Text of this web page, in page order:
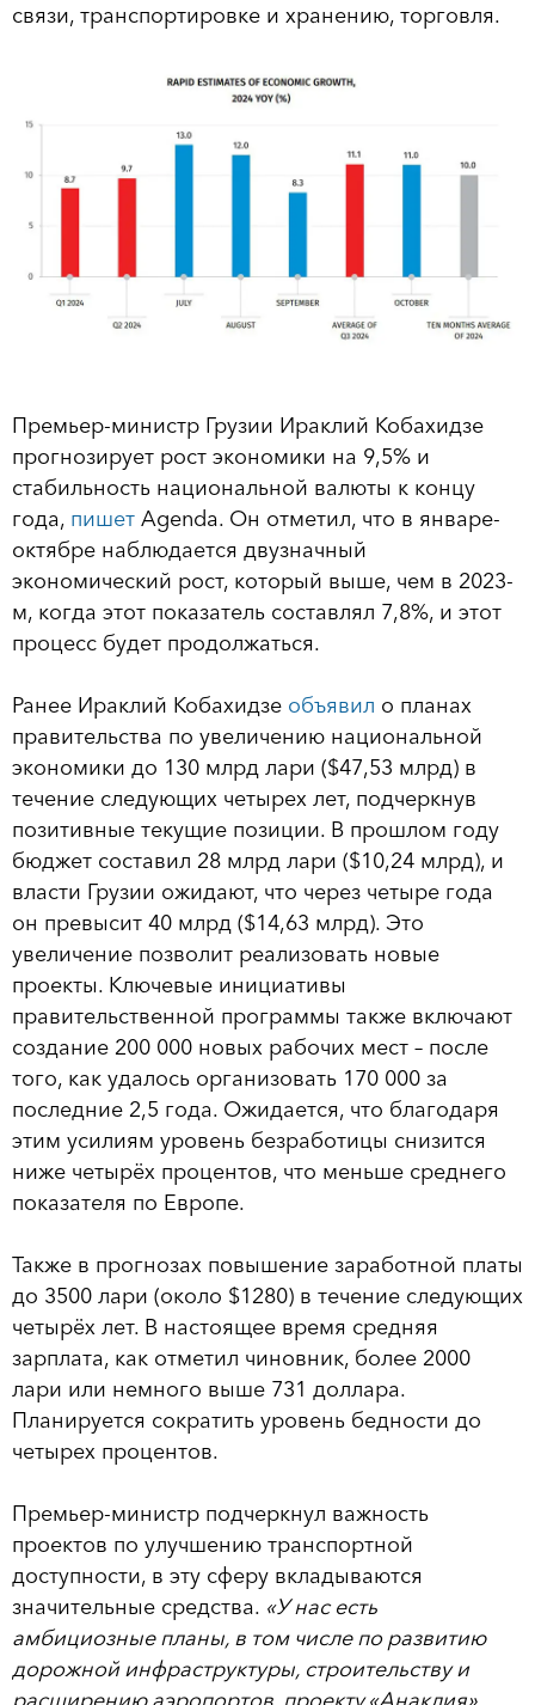
связи, транспортировке и хранению, торговля.
Премьер-министр Грузии Ираклий Кобахидзе
прогнозирует рост экономики на 9,5% и
стабильность национальной валюты к концу
года, пишет Agenda. Он отметил, что в январе-
октябре наблюдается двузначный
экономический рост, который выше, чем в 2023-
м, когда этот показатель составлял 7,8%, и этот
процесс будет продолжаться.
Ранее Ираклий Кобахидзе объявил о планах
правительства по увеличению национальной
экономики до 130 млрд лари ($47,53 млрд) в
течение следующих четырех лет, подчеркнув
позитивные текущие позиции. В прошлом году
бюджет составил 28 млрд лари ($10,24 млрд), и
власти Грузии ожидают, что через четыре года
он превысит 40 млрд ($14,63 млрд). Это
увеличение позволит реализовать новые
проекты. Ключевые инициативы
правительственной программы также включают
создание 200 000 новых рабочих мест – после
того, как удалось организовать 170 000 за
последние 2,5 года. Ожидается, что благодаря
этим усилиям уровень безработицы снизится
ниже четырёх процентов, что меньше среднего
показателя по Европе.
Также в прогнозах повышение заработной платы
до 3500 лари (около $1280) в течение следующих
четырёх лет. В настоящее время средняя
зарплата, как отметил чиновник, более 2000
лари или немного выше 731 доллара.
Планируется сократить уровень бедности до
четырех процентов.
Премьер-министр подчеркнул важность
проектов по улучшению транспортной
доступности, в эту сферу вкладываются
значительные средства. «У нас есть
амбициозные планы, в том числе по развитию
дорожной инфраструктуры, строительству и
расширению аэропортов, проекту «Анаклия»,